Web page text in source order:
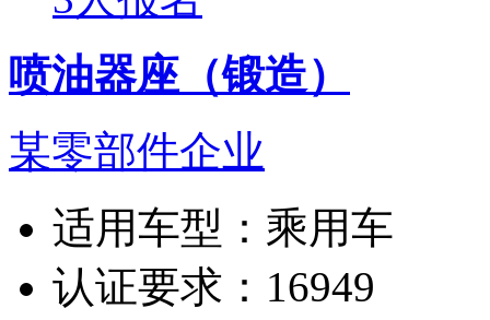
喷油器座（锻造）
某零部件企业
适用车型： 乘用车
认证要求： 16949